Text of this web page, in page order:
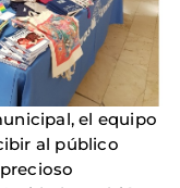
el equipo
al público